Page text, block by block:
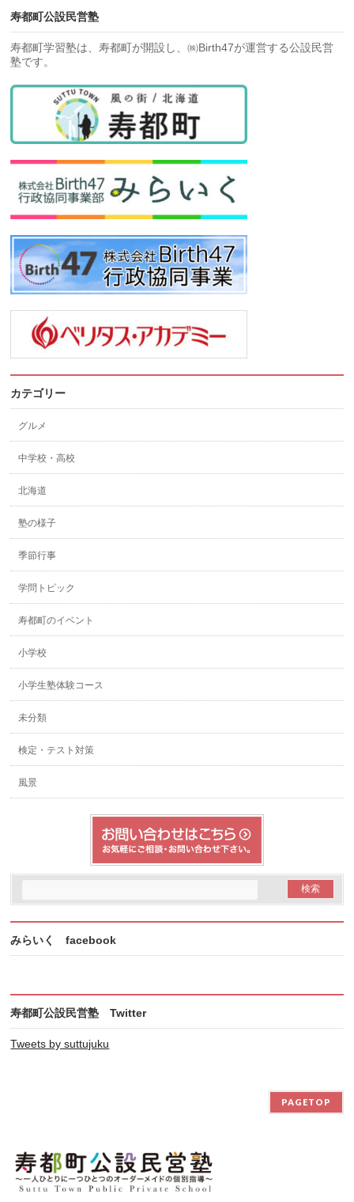
寿都町公設民営塾
寿都町学習塾は、寿都町が開設し、㈱Birth47が運営する公設民営
塾です。
カテゴリー
グルメ
中学校・高校
北海道
塾の様子
季節行事
学問トピック
寿都町のイベント
小学校
小学生塾体験コース
未分類
検定・テスト対策
風景
みらいく facebook
寿都町公設民営塾 Twitter
Tweets by suttujuku
PAGETOP